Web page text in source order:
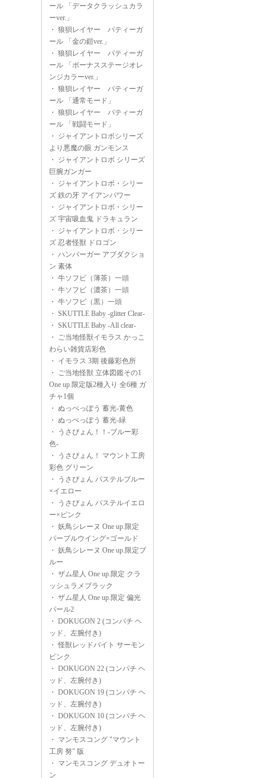
ール 「データクラッシュカラ
ーver.」
・ 狼狽レイヤー パティーガ
ール 「金の鎧ver.」
・ 狼狽レイヤー パティーガ
ール 「ボーナスステージオレ
ンジカラーver.」
・ 狼狽レイヤー パティーガ
ール 「通常モード」
・ 狼狽レイヤー パティーガ
ール 「戦闘モード」
・ ジャイアントロボシリーズ
より悪魔の眼 ガンモンス
・ ジャイアントロボ シリーズ
巨腕ガンガー
・ ジャイアントロボ・シリー
ズ 鉄の牙 アイアンパワー
・ ジャイアントロボ・シリー
ズ 宇宙吸血鬼 ドラキュラン
・ ジャイアントロボ・シリー
ズ 忍者怪獣 ドロゴン
・ ハンバーガー アブダクショ
ン 素体
・ 牛ソフビ（薄茶）一頭
・ 牛ソフビ（濃茶）一頭
・ 牛ソフビ（黒）一頭
・ SKUTTLE Baby -glitter Clear-
・ SKUTTLE Baby -All clear-
・ ご当地怪獣イモラス かっこ
わらい雑貨店彩色
・ イモラス 3期 後藤彩色所
・ ご当地怪獣 立体図鑑その1
One up.限定版2種入り 全6種 ガ
チャ1個
・ ぬっぺっぽう 蓄光-黄色
・ ぬっぺっぽう 蓄光-緑
・
うさぴょん！！-ブルー彩
色-
・
うさぴょん！ マウント工房
彩色 グリーン
・
うさぴょん パステルブルー
×イエロー
・
うさぴょん パステルイエロ
ー×ピンク
・ 妖鳥シレーヌ One up.限定
パープルウイング×ゴールド
・ 妖鳥シレーヌ One up.限定ブ
ルー
・ ザム星人 One up.限定 クラ
ッシュラメブラック
・ ザム星人 One up.限定 偏光
パール2
・ DOKUGON 2 (コンパチ ヘ
ッド、左腕付き)
・怪獣レッドバイト サーモン
ピンク
・ DOKUGON 22 (コンパチ ヘ
ッド、左腕付き)
・ DOKUGON 19 (コンパチ ヘ
ッド、左腕付き)
・ DOKUGON 10 (コンパチ ヘ
ッド、左腕付き)
・ マンモスコング "マウント
工房 努" 版
・ マンモスコング デュオトー
ン